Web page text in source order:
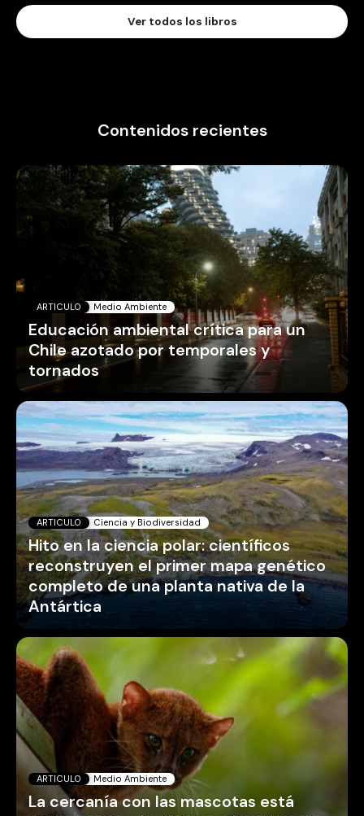
Ver todos los libros
Contenidos recientes
ARTICULO Medio Ambiente
Educación ambiental crítica para un
Chile azotado por temporales y
tornados
ARTICULO Ciencia y Biodiversidad
Hito en la ciencia polar: científicos
reconstruyen el primer mapa genético
completo de una planta nativa de la
Antártica
ARTICULO Medio Ambiente
La cercanía con las mascotas está